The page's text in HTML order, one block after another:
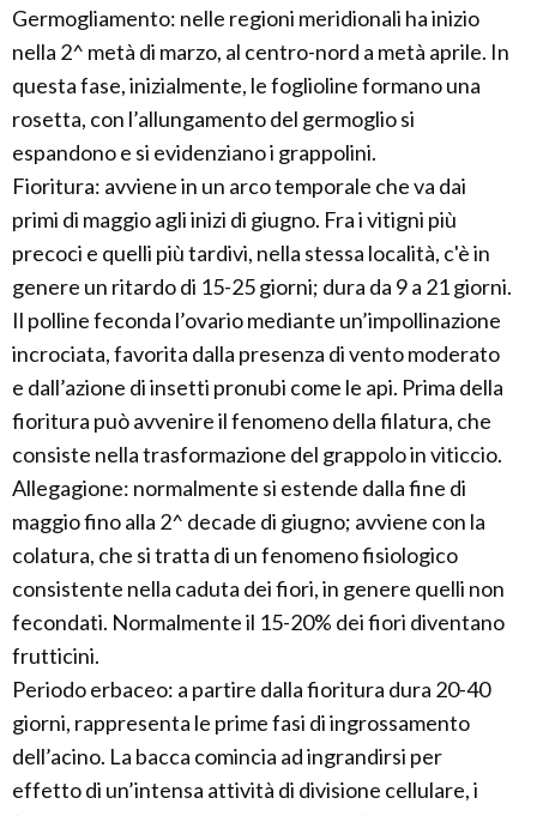
Germogliamento: nelle regioni meridionali ha inizio
nella 2^ metà di marzo, al centro-nord a metà aprile. In
questa fase, inizialmente, le foglioline formano una
rosetta, con l’allungamento del germoglio si
espandono e si evidenziano i grappolini.
Fioritura: avviene in un arco temporale che va dai
primi di maggio agli inizi di giugno. Fra i vitigni più
precoci e quelli più tardivi, nella stessa località, c'è in
genere un ritardo di 15-25 giorni; dura da 9 a 21 giorni.
Il polline feconda l’ovario mediante un’impollinazione
incrociata, favorita dalla presenza di vento moderato
e dall’azione di insetti pronubi come le api. Prima della
fioritura può avvenire il fenomeno della filatura, che
consiste nella trasformazione del grappolo in viticcio.
Allegagione: normalmente si estende dalla fine di
maggio fino alla 2^ decade di giugno; avviene con la
colatura, che si tratta di un fenomeno fisiologico
consistente nella caduta dei fiori, in genere quelli non
fecondati. Normalmente il 15-20% dei fiori diventano
frutticini.
Periodo erbaceo: a partire dalla fioritura dura 20-40
giorni, rappresenta le prime fasi di ingrossamento
dell’acino. La bacca comincia ad ingrandirsi per
effetto di un’intensa attività di divisione cellulare, i